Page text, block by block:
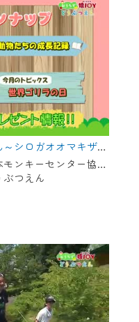
おうちで猿ジョイどうぶつえん～シロガオオマキザル～（2024年9月16日初回放送）
世界屈指のサル類動物園・日本モンキーセンター協力の親子で学べる動物番組。
つえん